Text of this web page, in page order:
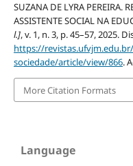
SUZANA DE LYRA PEREIRA.
ASSISTENTE SOCIAL NA
l.], v. 1, n. 3, p. 45–57, 2025.
https://
sociedade/article/view/866.
More Citation Formats
Language